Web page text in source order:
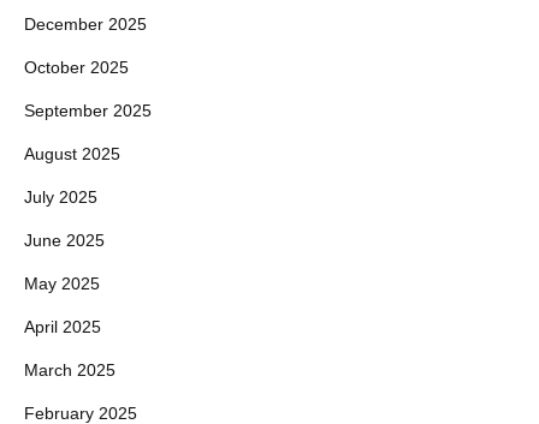
December 2025
October 2025
September 2025
August 2025
July 2025
June 2025
May 2025
April 2025
March 2025
February 2025